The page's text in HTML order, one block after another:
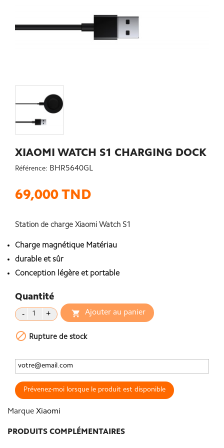
XIAOMI WATCH S1 CHARGING DOCK
Référence: BHR5640GL
69,000 TND
Station de charge Xiaomi Watch S1
Charge magnétique Matériau
durable et sûr
Conception légère et portable
Quantité
 Ajouter au panier
 Rupture de stock
Prévenez-moi lorsque le produit est disponible
Marque Xiaomi
PRODUITS COMPLÉMENTAIRES